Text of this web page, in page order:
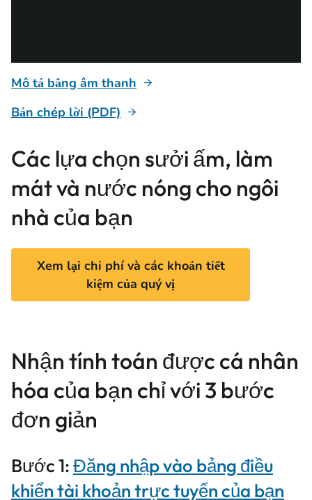
Mô tả bằng âm thanh
Bản chép lời (PDF)
Các lựa chọn sưởi ấm, làm
mát và nước nóng cho ngôi
nhà của bạn
Xem lại chi phí và các khoản tiết
kiệm của quý vị
Nhận tính toán được cá nhân
hóa của bạn chỉ với 3 bước
đơn giản
Bước 1:Đăng nhập vào bảng điều
khiển tài khoản trực tuyến của bạn